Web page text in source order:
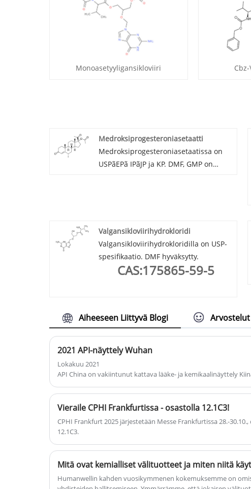
Monoasetyyligansikloviiri
Medroksiprogesteroniasetaatti
Medroksiprogesteroniasetaatissa on
USPãEPã IPãJP ja KP. DMF, GMP on
Valgansikloviirihydrokloridi
Valgansikloviirihydrokloridilla on USP-
spesifikaatio. DMF hyväksytty.
CAS:175865-59-5
Aiheeseen Liittyvä Blogi Arvostelut
2021 API-näyttely Wuhan
Lokakuu 2021
API China on vakiintunut kattava lääke- ja kemikaalinäyttely
lääkemarkkinoiden osapuolille.
Vieraile CPHI Frankfurtissa - osastolla 12.1C3!
CPHI Frankfurt 2025 järjestetään Messe Frankfurtissa 28.-
12.1C3.
Humanwellin kahden vuosikymmenen kokemuksemme on